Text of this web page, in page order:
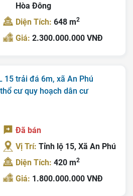
Hòa Đông
Diện Tích:648 m2
Giá:2.300.000.000 VNĐ
15 trải đá 6m, xã An Phú
cư quy hoạch dân cư
Đã bán
Vị Trí:Tỉnh lộ 15, Xã An Phú
Diện Tích:420 m2
Giá: 1.800.000.000 VNĐ